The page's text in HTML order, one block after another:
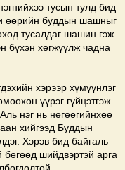
тусын тулд бид
өөрийн буддын шашныг
тусалдаг шашин гэж
бүхэн хөгжүүлж чадна
хэрээр хүмүүнлэг
үүрэг гүйцэтгэж
нэг нь нөгөөгийнхөө
хийгээд Буддын
Хэрэв бид байгаль
шийдвэртэй арга